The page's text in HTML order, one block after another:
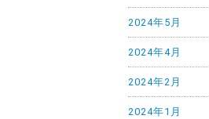
2024年5月
2024年4月
2024年2月
2024年1月